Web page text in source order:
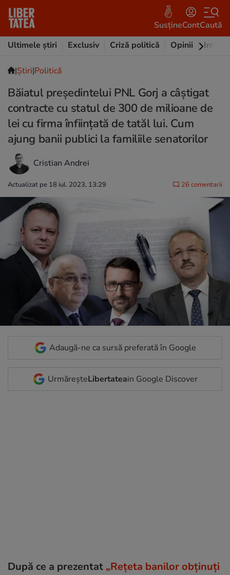
SusțineContCaută
Ultimele știri
Exclusiv Criză politică Opinii
|Ştiri|Politică
Băiatul președintelui PNL Gorj a câștigat
contracte cu statul de 300 de milioane de
lei cu firma înființată de tatăl lui. Cum
ajung banii publici la familiile senatorilor
Cristian Andrei
Actualizat pe 18 iul. 2023, 13:29 26 comentarii
Adaugă-ne ca sursă preferată în Google
UrmăreșteLibertateain Google Discover
După ce a prezentat „Rețeta banilor obținuți